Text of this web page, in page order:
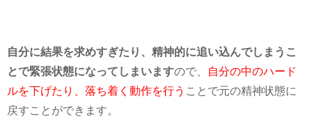
自分に結果を求めすぎたり、精神的に追い込んでしまうこ
とで緊張状態になってしまいますので、
自分の中のハード
ルを下げたり、落ち着く動作を行う ことで元の精神状態に
戻すことができます。